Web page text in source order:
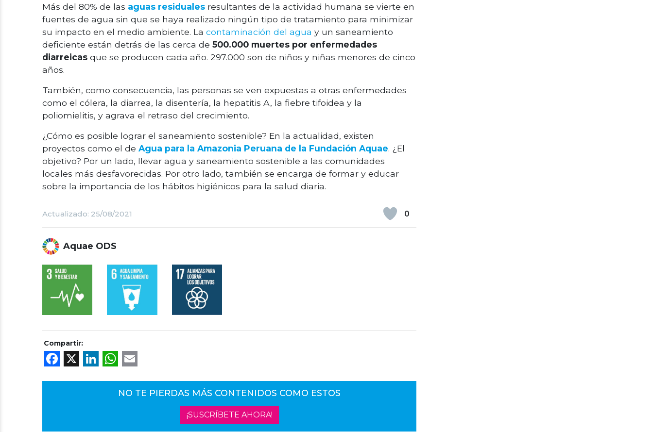
Más del 80% de las aguas residuales resultantes de la actividad humana se vierte en
fuentes de agua sin que se haya realizado ningún tipo de tratamiento para minimizar
su impacto en el medio ambiente. La contaminación del agua y un saneamiento
deficiente están detrás de las cerca de 500.000 muertes por enfermedades
diarreicas que se producen cada año. 297.000 son de niños y niñas menores de cinco
años.
También, como consecuencia, las personas se ven expuestas a otras enfermedades
como el cólera, la diarrea, la disentería, la hepatitis A, la fiebre tifoidea y la
poliomielitis, y agrava el retraso del crecimiento.
¿Cómo es posible lograr el saneamiento sostenible? En la actualidad, existen
proyectos como el de Agua para la Amazonia Peruana de la Fundación Aquae. ¿El
objetivo? Por un lado, llevar agua y saneamiento sostenible a las comunidades
locales más desfavorecidas. Por otro lado, también se encarga de formar y educar
sobre la importancia de los hábitos higiénicos para la salud diaria.
0
Actualizado: 25/08/2021
Aquae ODS
Compartir:
Facebook
X LinkedIn
WhatsApp
NO TE PIERDAS MÁS CONTENIDOS COMO ESTOS
¡SUSCRÍBETE AHORA!